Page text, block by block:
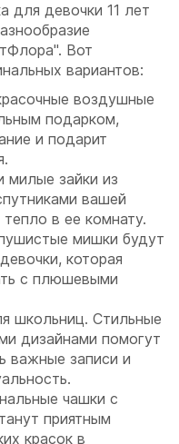
для девочки 11 лет
Вот
вариантов:
воздушные
подарком,
и подарит
милые зайки из
вашей
в ее комнату.
мишки будут
которая
с плюшевыми
школьниц. Стильные
дизайнами помогут
важные записи и
чашки с
приятным
красок в